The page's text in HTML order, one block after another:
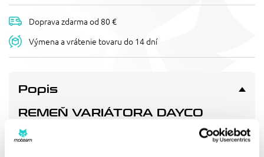
Doprava zdarma od 80 €
Výmena a vrátenie tovaru do 14 dní
Popis
REMEŇ VARIÁTORA DAYCO
Belt Dayco 8140 Keeway-Baotian-Cpi